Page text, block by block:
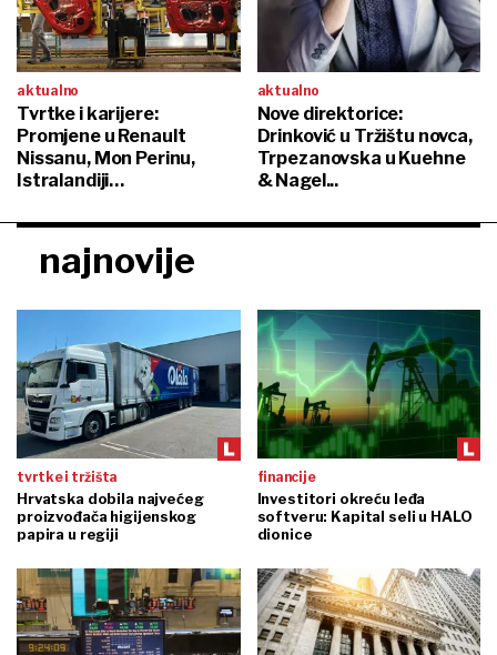
aktualno
Tvrtke i karijere:
Promjene u Renault
Nissanu, Mon Perinu,
Istralandiji…
aktualno
Nove direktorice:
Drinković u Tržištu novca,
Trpezanovska u Kuehne
& Nagel...
najnovije
tvrtke i tržišta
Hrvatska dobila najvećeg
proizvođača higijenskog
papira u regiji
financije
Investitori okreću leđa
softveru: Kapital seli u HALO
dionice